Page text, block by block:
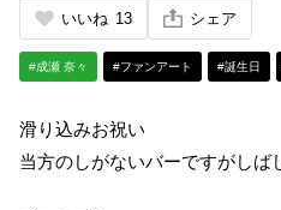
いいね 13 シェア
#成瀬 奈々 #ファンアート #誕生日
滑り込みお祝い
当方のしがないバーですがしば